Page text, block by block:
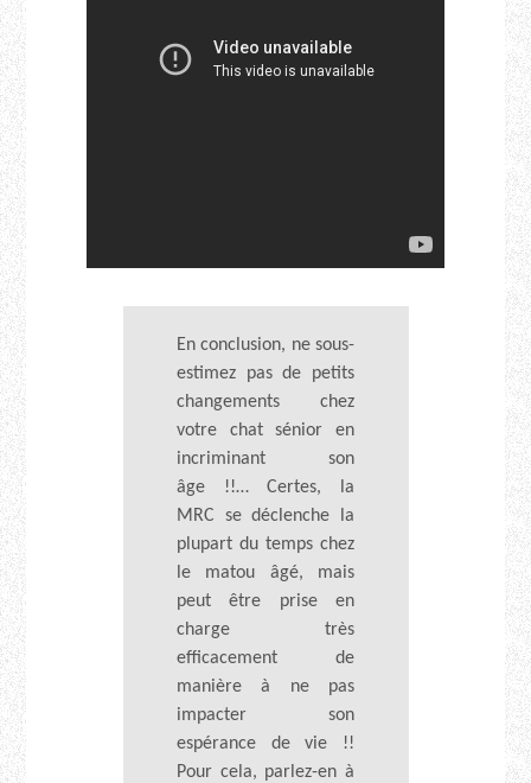
En conclusion, ne sous-
estimez pas de petits
changements chez
votre chat sénior en
incriminant son
âge !!… Certes, la
MRC se déclenche la
plupart du temps chez
le matou âgé, mais
peut être prise en
charge très
efficacement de
manière à ne pas
impacter son
espérance de vie !!
Pour cela, parlez-en à